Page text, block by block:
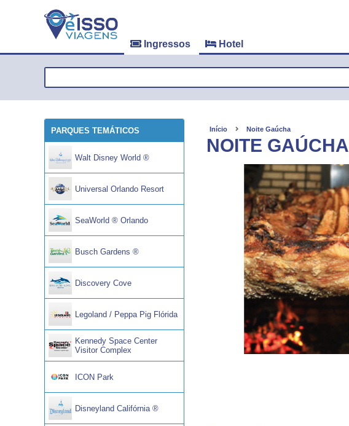
Ingressos Hotel
PARQUES TEMÁTICOS
Walt Disney World ®
Universal Orlando Resort
SeaWorld ® Orlando
Busch Gardens ®
Discovery Cove
Legoland / Peppa Pig Flórida
Kennedy Space Center
Visitor Complex
ICON Park
Disneyland Califórnia ®
Início Noite Gaúcha
NOITE GAÚCHA